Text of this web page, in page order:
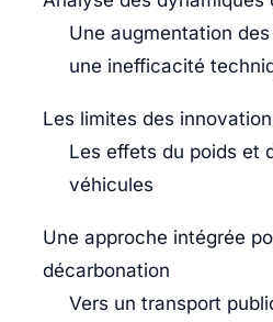
Une augmentation
une inefficacité
Les limites des
Les effets du poids et
véhicules
Une approche intégrée
décarbonation
Vers un transport